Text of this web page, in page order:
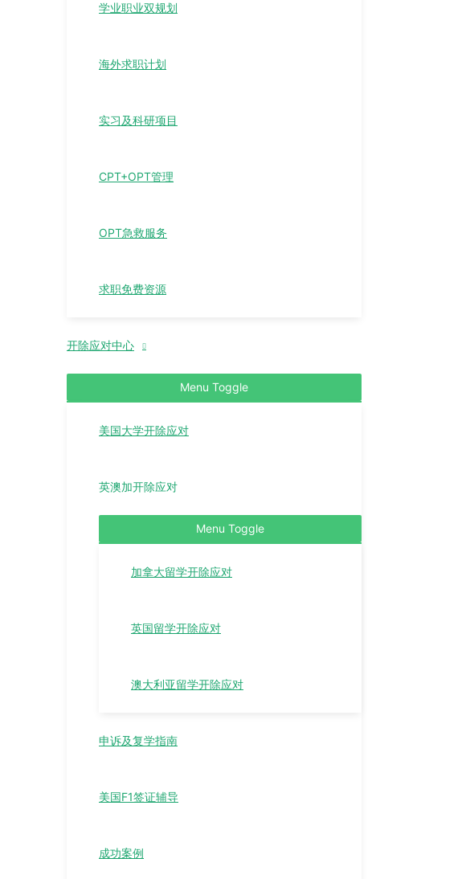
学业职业双规划
海外求职计划
实习及科研项目
CPT+OPT管理
OPT急救服务
求职免费资源
开除应对中心
Menu Toggle
美国大学开除应对
英澳加开除应对
Menu Toggle
加拿大留学开除应对
英国留学开除应对
澳大利亚留学开除应对
申诉及复学指南
美国F1签证辅导
成功案例